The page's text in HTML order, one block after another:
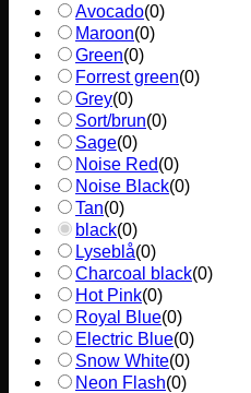
Avocado(0)
Maroon(0)
Green(0)
Forrest green(0)
Grey(0)
Sort/brun(0)
Sage(0)
Noise Red(0)
Noise Black(0)
Tan(0)
black(0)
Lyseblå(0)
Charcoal black(0)
Hot Pink(0)
Royal Blue(0)
Electric Blue(0)
Snow White(0)
Neon Flash(0)